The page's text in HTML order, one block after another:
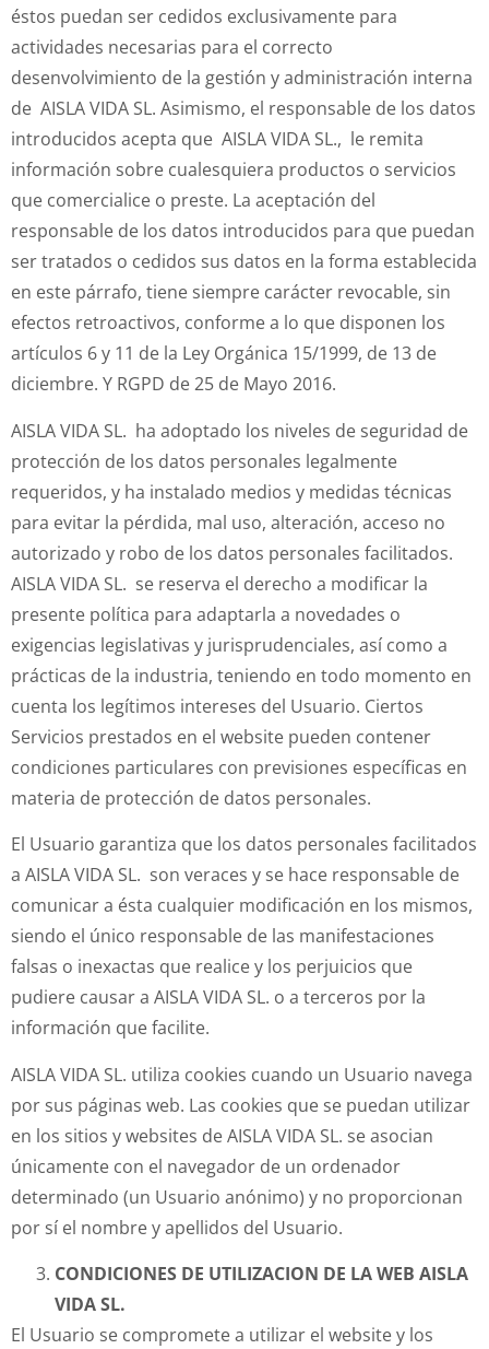
éstos puedan ser cedidos exclusivamente para
actividades necesarias para el correcto
desenvolvimiento de la gestión y administración interna
de AISLA VIDA SL. Asimismo, el responsable de los datos
introducidos acepta que AISLA VIDA SL., le remita
información sobre cualesquiera productos o servicios
que comercialice o preste. La aceptación del
responsable de los datos introducidos para que puedan
ser tratados o cedidos sus datos en la forma establecida
en este párrafo, tiene siempre carácter revocable, sin
efectos retroactivos, conforme a lo que disponen los
artículos 6 y 11 de la Ley Orgánica 15/1999, de 13 de
diciembre. Y RGPD de 25 de Mayo 2016.
AISLA VIDA SL. ha adoptado los niveles de seguridad de
protección de los datos personales legalmente
requeridos, y ha instalado medios y medidas técnicas
para evitar la pérdida, mal uso, alteración, acceso no
autorizado y robo de los datos personales facilitados.
AISLA VIDA SL. se reserva el derecho a modificar la
presente política para adaptarla a novedades o
exigencias legislativas y jurisprudenciales, así como a
prácticas de la industria, teniendo en todo momento en
cuenta los legítimos intereses del Usuario. Ciertos
Servicios prestados en el website pueden contener
condiciones particulares con previsiones específicas en
materia de protección de datos personales.
El Usuario garantiza que los datos personales facilitados
a AISLA VIDA SL. son veraces y se hace responsable de
comunicar a ésta cualquier modificación en los mismos,
siendo el único responsable de las manifestaciones
falsas o inexactas que realice y los perjuicios que
pudiere causar a AISLA VIDA SL. o a terceros por la
información que facilite.
AISLA VIDA SL. utiliza cookies cuando un Usuario navega
por sus páginas web. Las cookies que se puedan utilizar
en los sitios y websites de AISLA VIDA SL. se asocian
únicamente con el navegador de un ordenador
determinado (un Usuario anónimo) y no proporcionan
por sí el nombre y apellidos del Usuario.
CONDICIONES DE UTILIZACION DE LA WEB AISLA
VIDA SL.
El Usuario se compromete a utilizar el website y los